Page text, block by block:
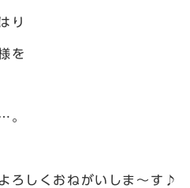
り
を
。
ろしくおねがいしま～す♪